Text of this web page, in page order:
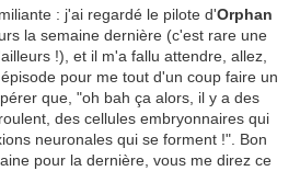
: j'ai regardé le pilote d'Orphan
la semaine dernière (c'est rare une
!), et il m'a fallu attendre, allez,
pour me tout d'un coup faire un
que, "oh bah ça alors, il y a des
des cellules embryonnaires qui
neuronales qui se forment !". Bon
pour la dernière, vous me direz ce